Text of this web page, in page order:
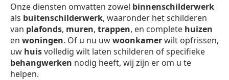
Onze diensten omvatten zowel binnenschilderwerk
als buitenschilderwerk, waaronder het schilderen
van plafonds, muren, trappen, en complete huizen
en woningen. Of u nu uwwoonkamerwilt opfrissen,
uw huisvolledig wilt laten schilderen of specifieke
behangwerken nodig heeft, wij zijn er om u te
helpen.